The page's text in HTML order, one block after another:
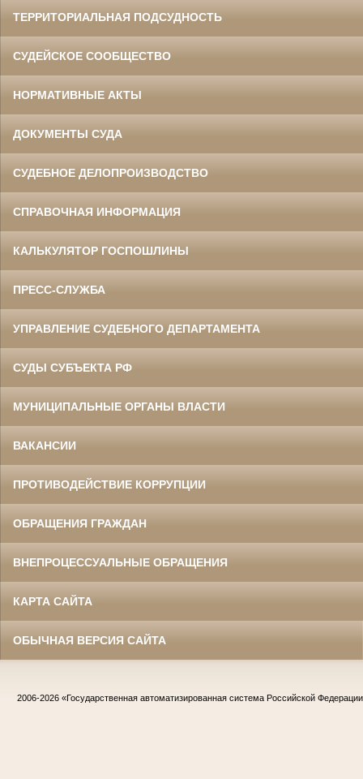
ТЕРРИТОРИАЛЬНАЯ ПОДСУДНОСТЬ
СУДЕЙСКОЕ СООБЩЕСТВО
НОРМАТИВНЫЕ АКТЫ
ДОКУМЕНТЫ СУДА
СУДЕБНОЕ ДЕЛОПРОИЗВОДСТВО
СПРАВОЧНАЯ ИНФОРМАЦИЯ
КАЛЬКУЛЯТОР ГОСПОШЛИНЫ
ПРЕСС-СЛУЖБА
УПРАВЛЕНИЕ СУДЕБНОГО ДЕПАРТАМЕНТА
СУДЫ СУБЪЕКТА РФ
МУНИЦИПАЛЬНЫЕ ОРГАНЫ ВЛАСТИ
ВАКАНСИИ
ПРОТИВОДЕЙСТВИЕ КОРРУПЦИИ
ОБРАЩЕНИЯ ГРАЖДАН
ВНЕПРОЦЕССУАЛЬНЫЕ ОБРАЩЕНИЯ
КАРТА САЙТА
ОБЫЧНАЯ ВЕРСИЯ САЙТА
2006-2026 «Государственная автоматизированная система Российской